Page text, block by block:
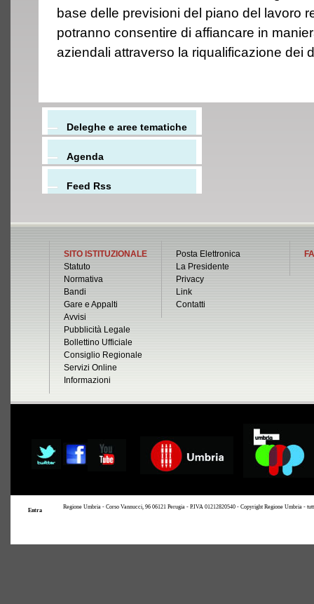
base delle previsioni del piano del lavoro
potranno consentire di affiancare in
aziendali attraverso la riqualificazione dei
Deleghe e aree tematiche
Agenda
Feed Rss
SITO ISTITUZIONALE
Statuto
Normativa
Bandi
Gare e Appalti
Avvisi
Pubblicità Legale
Bollettino Ufficiale
Consiglio Regionale
Servizi Online
Informazioni
Posta Elettronica
La Presidente
Privacy
Link
Contatti
Entra
Regione Umbria - Corso Vannucci, 96 06121 Perugia - P.IVA 01212820540 - Copyright Regione Umbria -